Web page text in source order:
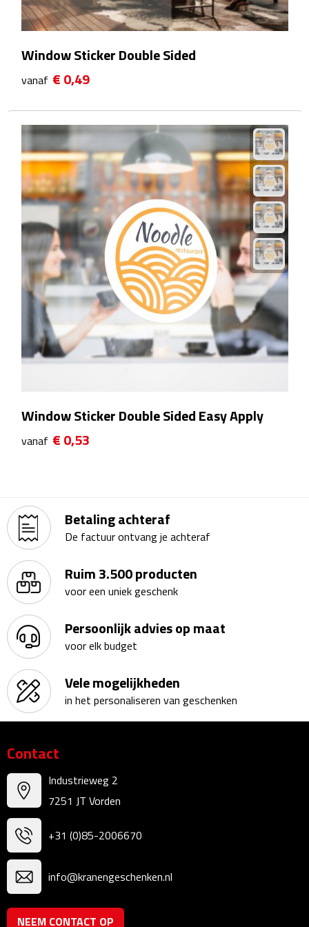
Waterflessen
Drinkglazen
Glazen & karaffen
Dubbelwandige glazen
Bierglazen
Champagneglazen
Cocktailglazen
Wijnglazen
Koffieglazen
Theeglazen
Kopjes & Mokken
Kantoor & Zakelijk
Agenda's & Kalenders
Agenda's
Kalenders
Beurs & Evenementen
Banners
Naambadges & naamkaarthouders
Stickers
Visitekaartjes
Vlaggen
Bureau Toebehoren
Window Sticker Double Sided
vanaf € 0,49
Window Sticker Double Sided Easy Apply
vanaf € 0,53
Betaling achteraf
De factuur ontvang je achteraf
Ruim 3.500 producten
voor een uniek geschenk
Persoonlijk advies op maat
voor elk budget
Vele mogelijkheden
in het personaliseren van geschenken
Contact
Industrieweg 2
7251 JT Vorden
+31 (0)85-2006670
info@kranengeschenken.nl
NEEM CONTACT OP